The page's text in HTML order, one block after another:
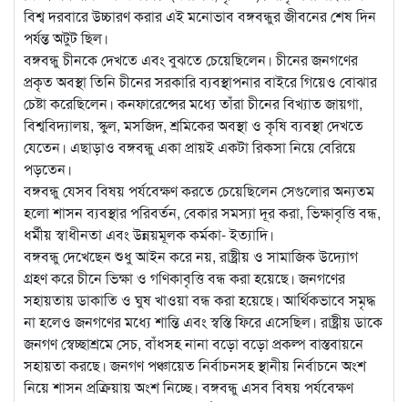
বিশ্ব দরবারে উচ্চারণ করার এই মনোভাব বঙ্গবন্ধুর জীবনের শেষ দিন
পর্যন্ত অটুট ছিল।
বঙ্গবন্ধু চীনকে দেখতে এবং বুঝতে চেয়েছিলেন। চীনের জনগণের
প্রকৃত অবস্থা তিনি চীনের সরকারি ব্যবস্থাপনার বাইরে গিয়েও বোঝার
চেষ্টা করেছিলেন। কনফারেন্সের মধ্যে তাঁরা চীনের বিখ্যাত জায়গা,
বিশ্ববিদ্যালয়, স্কুল, মসজিদ, শ্রমিকের অবস্থা ও কৃষি ব্যবস্থা দেখতে
যেতেন। এছাড়াও বঙ্গবন্ধু একা প্রায়ই একটা রিকসা নিয়ে বেরিয়ে
পড়তেন।
বঙ্গবন্ধু যেসব বিষয় পর্যবেক্ষণ করতে চেয়েছিলেন সেগুলোর অন্যতম
হলো শাসন ব্যবস্থার পরিবর্তন, বেকার সমস্যা দূর করা, ভিক্ষাবৃত্তি বন্ধ,
ধর্মীয় স্বাধীনতা এবং উন্নয়মূলক কর্মকা- ইত্যাদি।
বঙ্গবন্ধু দেখেছেন শুধু আইন করে নয়, রাষ্ট্রীয় ও সামাজিক উদ্যোগ
গ্রহণ করে চীনে ভিক্ষা ও গণিকাবৃত্তি বন্ধ করা হয়েছে। জনগণের
সহায়তায় ডাকাতি ও ঘুষ খাওয়া বন্ধ করা হয়েছে। আর্থিকভাবে সমৃদ্ধ
না হলেও জনগণের মধ্যে শান্তি এবং স্বস্তি ফিরে এসেছিল। রাষ্ট্রীয় ডাকে
জনগণ স্বেচ্ছাশ্রমে সেচ, বাঁধসহ নানা বড়ো বড়ো প্রকল্প বাস্তবায়নে
সহায়তা করছে। জনগণ পঞ্চায়েত নির্বাচনসহ স্থানীয় নির্বাচনে অংশ
নিয়ে শাসন প্রক্রিয়ায় অংশ নিচ্ছে। বঙ্গবন্ধু এসব বিষয় পর্যবেক্ষণ